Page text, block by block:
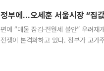
부에…오세훈 서울시장 “집
에 “매물 잠김·전월세 불안” 우려재
쟁이 본격화하고 있다. 정부가 고가